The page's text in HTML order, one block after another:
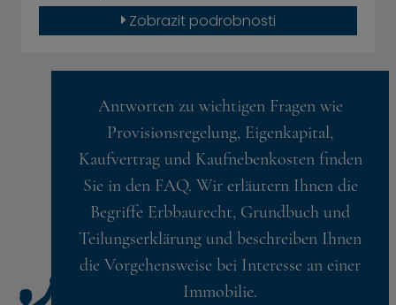
Zobrazit podrobnosti
Antworten zu wichtigen Fragen wie
Provisionsregelung, Eigenkapital,
Kaufvertrag und Kaufnebenkosten finden
Sie in den FAQ. Wir erläutern Ihnen die
Begriffe Erbbaurecht, Grundbuch und
Teilungserklärung und beschreiben Ihnen
die Vorgehensweise bei Interesse an einer
Immobilie.